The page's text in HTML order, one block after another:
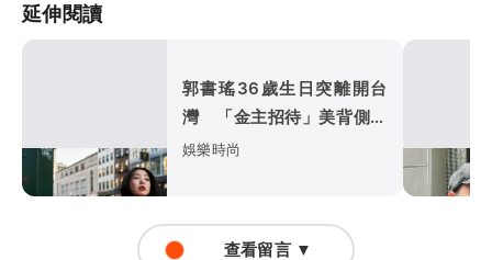
延伸閱讀
郭書瑤36歲生日突離開台
灣 「金主招待」美背側乳
紐約街頭全都露
娛樂時尚
查看留言 ▼